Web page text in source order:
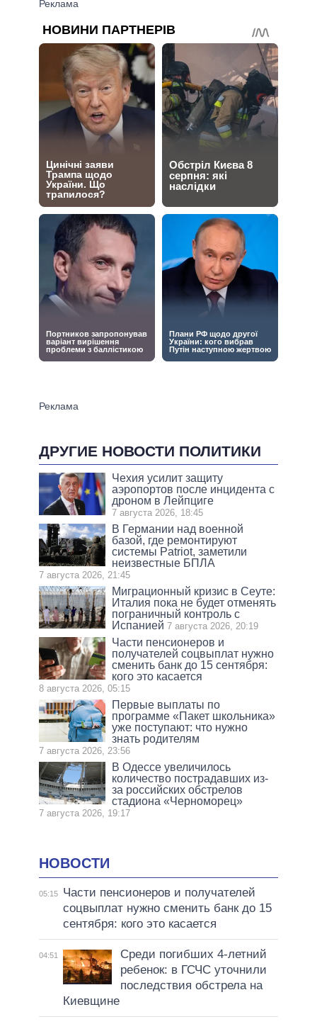
ДРУГИЕ НОВОСТИ ПОЛИТИКИ
Чехия усилит защиту
аэропортов после инцидента с
дроном в Лейпциге
7 августа 2026, 18:45
В Германии над военной
базой, где ремонтируют
системы Patriot, заметили
неизвестные БПЛА
7 августа 2026, 21:45
Миграционный кризис в Сеуте:
Италия пока не будет отменять
пограничный контроль с
Испанией 7 августа 2026, 20:19
Части пенсионеров и
получателей соцвыплат нужно
сменить банк до 15 сентября:
кого это касается
8 августа 2026, 05:15
Первые выплаты по
программе «Пакет школьника»
уже поступают: что нужно
знать родителям
7 августа 2026, 23:56
В Одессе увеличилось
количество пострадавших из-
за российских обстрелов
стадиона «Черноморец»
7 августа 2026, 19:17
НОВОСТИ
05:15
Части пенсионеров и получателей
соцвыплат нужно сменить банк до 15
сентября: кого это касается
04:51
Среди погибших 4-летний
ребенок: в ГСЧС уточнили
последствия обстрела на
Киевщине